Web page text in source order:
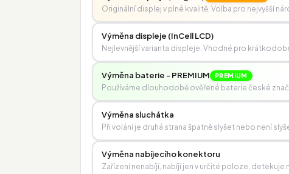
Originální displej v plné kvalitě. Volba pro nejvyšší
Výměna displeje (InCell LCD)
Nejlevnější varianta displeje. Vhodné pro
Výměna baterie - PREMIUM PREMIUM
Používáme dlouhodobě ověřené baterie české
Výměna sluchátka
Při volání je druhá strana špatně slyšet nebo není
Výměna nabíjecího konektoru
Zařízení nenabíjí, nabíjí jen v určité poloze,